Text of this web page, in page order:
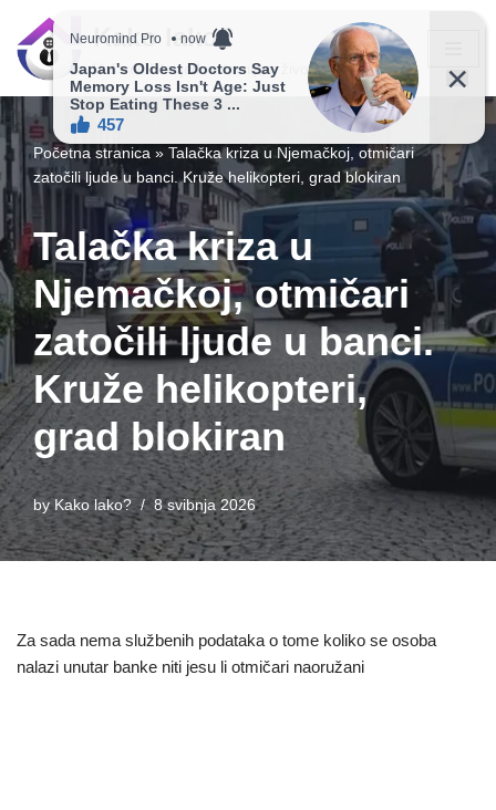
Skip
content
Kako lako?
Vaš vodič ka jednostavnijem životu!
Početna stranica » Talačka kriza u Njemačkoj, otmičari
zatočili ljude u banci. Kruže helikopteri, grad blokiran
Talačka kriza u
Njemačkoj, otmičari
zatočili ljude u banci.
Kruže helikopteri,
grad blokiran
by Kako lako? 8 svibnja 2026
Za sada nema službenih podataka o tome koliko se osoba
nalazi unutar banke niti jesu li otmičari naoružani